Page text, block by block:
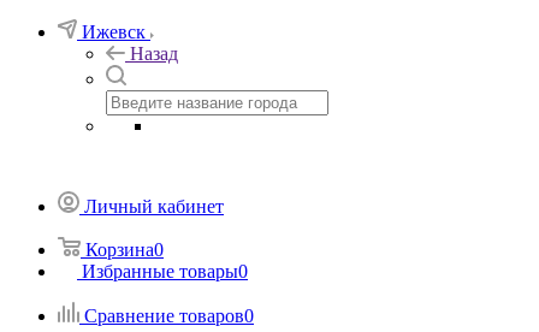
Ижевск
Назад
Личный кабинет
Корзина0
Избранные товары0
Сравнение товаров0